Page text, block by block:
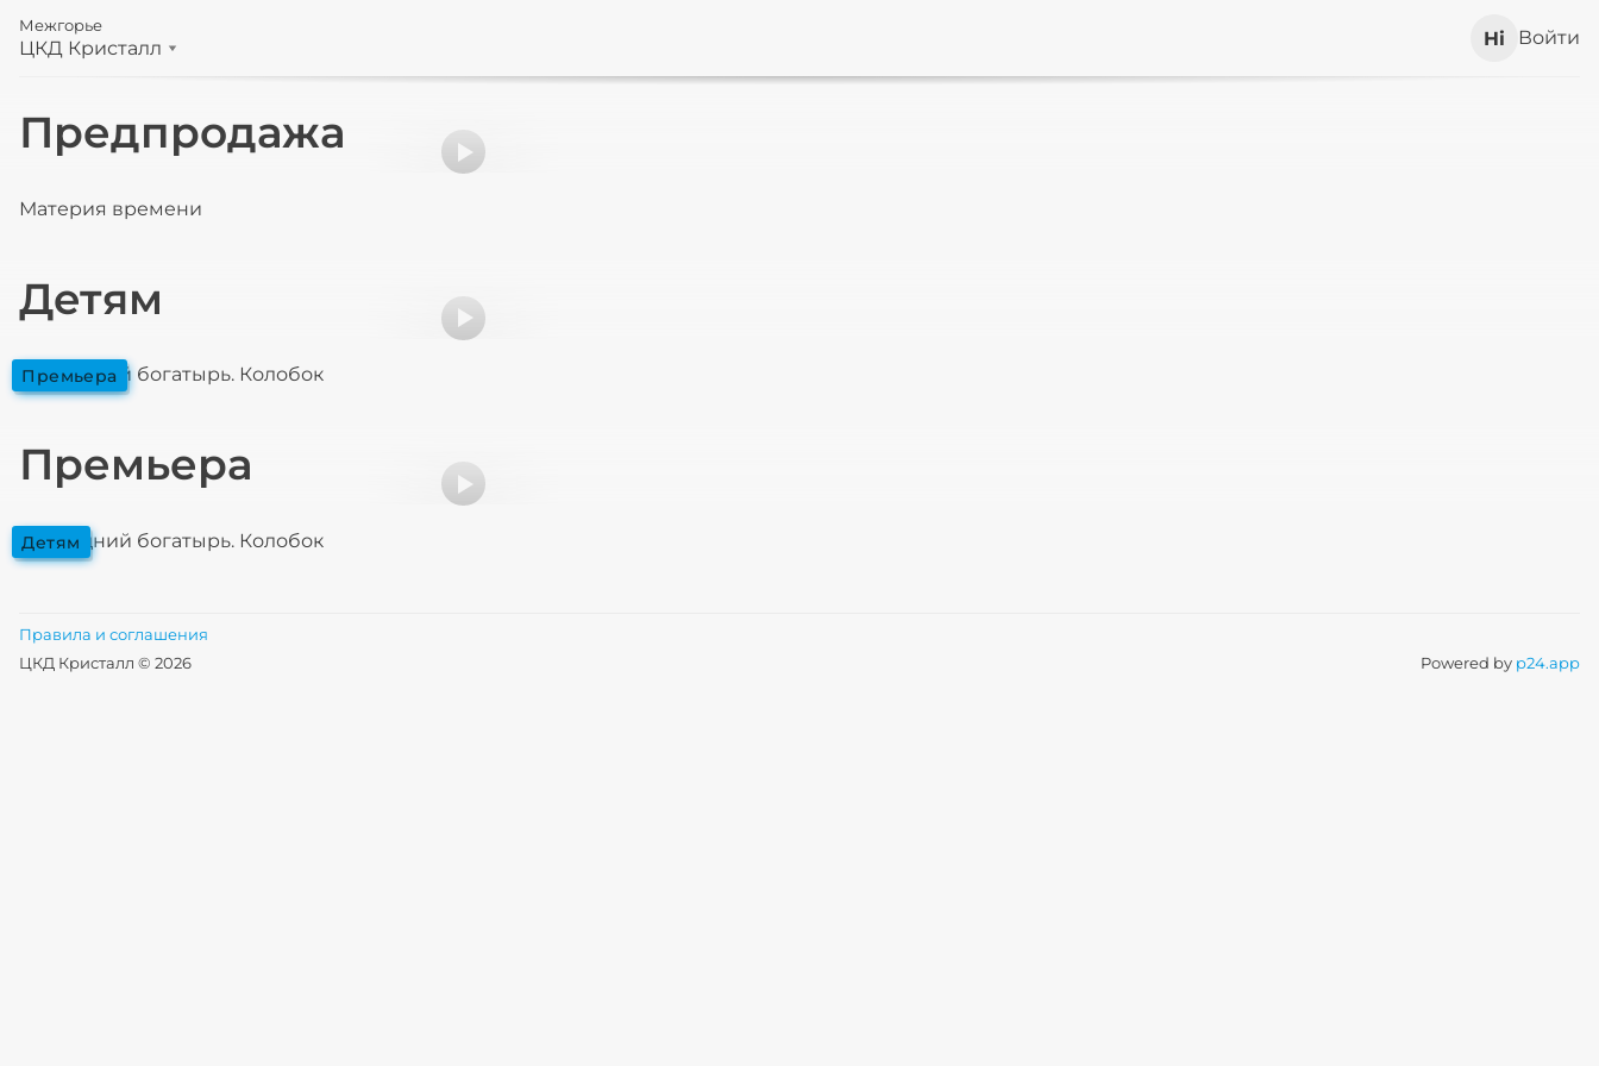
Межгорье
ЦКД Кристалл Войти
Предпродажа
Материя времени
Детям
премьера
Последний богатырь. Колобок
Премьера
детям
Последний богатырь. Колобок
Правила и соглашения
ЦКД Кристалл © 2026
Powered by p24.app